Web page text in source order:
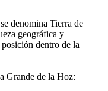
denomina Tierra de
geográfica y
dentro de la
Grande de la Hoz: